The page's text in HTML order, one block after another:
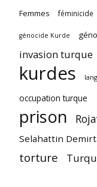
Femmes féminicide
génocide Kurde
invasion turque
kurdes
occupation turque
prison
Selahattin
torture